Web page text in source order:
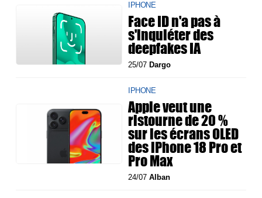
IPHONE
Face ID n'a pas à
s'inquiéter des
deepfakes IA
25/07 Dargo
IPHONE
Apple veut une
ristourne de 20 %
sur les écrans OLED
des iPhone 18 Pro et
Pro Max
24/07Alban